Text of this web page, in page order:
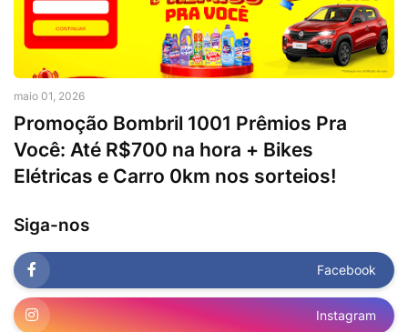
maio 01, 2026
Promoção Bombril 1001 Prêmios Pra
Você: Até R$700 na hora + Bikes
Elétricas e Carro 0km nos sorteios!
Siga-nos
Facebook
Instagram